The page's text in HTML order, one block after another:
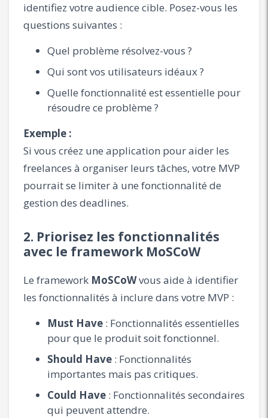
identifiez votre audience cible. Posez-vous les
questions suivantes :
Quel problème résolvez-vous ?
Qui sont vos utilisateurs idéaux ?
Quelle fonctionnalité est essentielle pour
résoudre ce problème ?
Exemple :
Si vous créez une application pour aider les
freelances à organiser leurs tâches, votre MVP
pourrait se limiter à une fonctionnalité de
gestion des deadlines.
2. Priorisez les fonctionnalités
avec le framework MoSCoW
Le framework MoSCoWvous aide à identifier
les fonctionnalités à inclure dans votre MVP :
Must Have : Fonctionnalités essentielles
pour que le produit soit fonctionnel.
Should Have : Fonctionnalités
importantes mais pas critiques.
Could Have : Fonctionnalités secondaires
qui peuvent attendre.